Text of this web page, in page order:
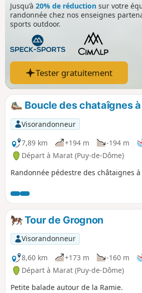
Jusqu’à 20% de réduction sur votre
randonnée chez nos enseignes
sports outdoor.
Tester gratuitement
Boucle des chataîgnes
Visorandonneur
7,89 km
+194 m -194 m
Départ à Marat (Puy-de-Dôme)
Randonnée pédestre des châtaignes
Tour de Grognon
Visorandonneur
8,60 km
+173 m -160 m
Départ à Marat (Puy-de-Dôme)
Petite balade autour de la Ramie.